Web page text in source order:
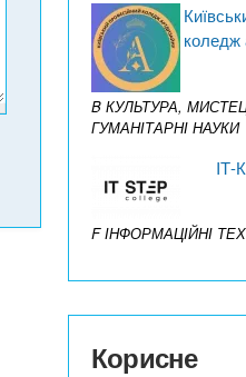
коледж
B КУЛЬТУРА,
ГУМАНІТАРНІ НАУКИ
IТ-
F ІНФОРМАЦІЙНІ
Корисне